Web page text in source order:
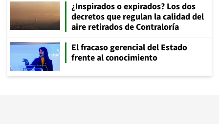
¿Inspirados o expirados? Los dos
decretos que regulan la calidad del
aire retirados de Contraloría
El fracaso gerencial del Estado
frente al conocimiento